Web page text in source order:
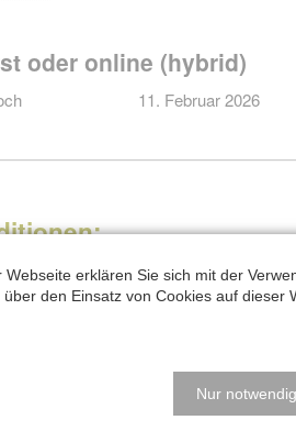
oder online (hybrid)
11. Februar 2026
für 90 Minuten: 55 €
spätestens 1 Woche vorher.
erklären Sie sich mit der
den Einsatz von Cookies auf dieser
Nur